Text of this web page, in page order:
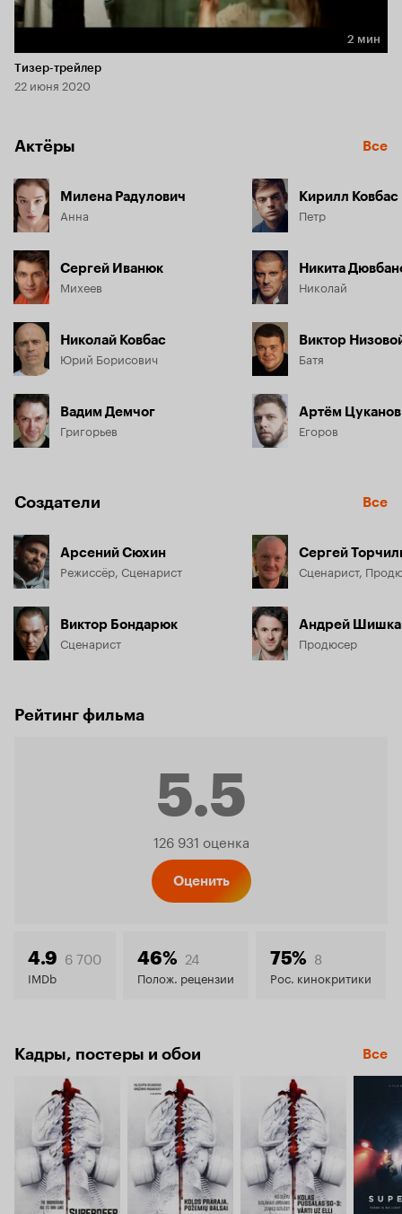
Длительность 2 мин
2 мин
Тизер-трейлер
22 июня 2020
Актёры Все
Милена Радулович
Анна
Сергей Иванюк
Михеев
Николай Ковбас
Юрий Борисович
Вадим Демчог
Григорьев
Кирилл Ковбас
Петр
Никита
Николай
Виктор
Батя
Артём Цуканов
Егоров
Создатели Все
Арсений Сюхин
Режиссёр, Сценарист
Виктор Бондарюк
Сценарист
Сергей
Сценарист,
Андрей
Продюсер
Рейтинг фильма
5.5
Рейтинг
5.5
126 931 оценка
Оценить
4.9 6 700
IMDb
46% 24
Полож. рецензии
75% 8
Рос. кинокритики
Кадры, постеры и обои Все